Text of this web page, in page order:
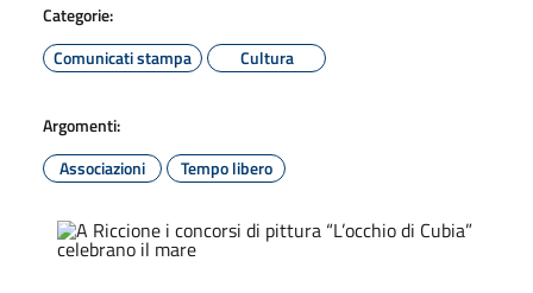
Categorie:
Comunicati stampa
Cultura
Argomenti:
Associazioni
Tempo libero